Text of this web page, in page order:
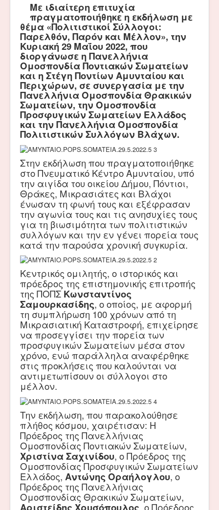
Με ιδιαίτερη επιτυχία
πραγματοποιήθηκε η εκδήλωση με
θέμα «Πολιτιστικοί Σύλλογοι:
Παρελθόν, Παρόν και Μέλλον», την
Κυριακή 29 Μαΐου 2022, που
διοργάνωσε η Πανελλήνια
Ομοσπονδία Ποντιακών Σωματείων
και η Στέγη Ποντίων Αμυνταίου και
Περιχώρων, σε συνεργασία με την
Πανελλήνια Ομοσπονδία Θρακικών
Σωματείων, την Ομοσπονδία
Προσφυγικών Σωματείων Ελλάδος
και την Πανελλήνια Ομοσπονδία
Πολιτιστικών Συλλόγων Βλάχων.
Στην εκδήλωση που πραγματοποιήθηκε
στο Πνευματικό Κέντρο Αμυνταίου, υπό
την αιγίδα του οικείου Δήμου, Πόντιοι,
Θράκες, Μικρασιάτες και Βλάχοι
ένωσαν τη φωνή τους και εξέφρασαν
την αγωνία τους και τις ανησυχίες τους
για τη βιωσιμότητα των πολιτιστικών
συλλόγων και την εν γένει πορεία τους
κατά την παρούσα χρονική συγκυρία.
Κεντρικός ομιλητής, ο ιστορικός και
πρόεδρος της επιστημονικής επιτροπής
της ΠΟΠΣ Κωνσταντίνος
Σαμουρκασίδης, ο οποίος, με αφορμή
τη συμπλήρωση 100 χρόνων από τη
Μικρασιατική Καταστροφή, επιχείρησε
να προσεγγίσει την πορεία των
προσφυγικών Σωματείων μέσα στον
χρόνο, ενώ παράλληλα αναφέρθηκε
στις προκλήσεις που καλούνται να
αντιμετωπίσουν οι σύλλογοι στο
μέλλον.
Την εκδήλωση, που παρακολούθησε
πλήθος κόσμου, χαιρέτισαν: H
Πρόεδρος της Πανελλήνιας
Ομοσπονδίας Ποντιακών Σωματείων,
Χριστίνα Σαχινίδου, ο Πρόεδρος της
Ομοσπονδίας Προσφυγικών Σωματείων
Ελλάδος, Αντώνης Οραήλογλου, ο
Πρόεδρος της Πανελλήνιας
Ομοσπονδίας Θρακικών Σωματείων,
Αριστείδης Χρυσόπουλος , ο Πρόεδρος